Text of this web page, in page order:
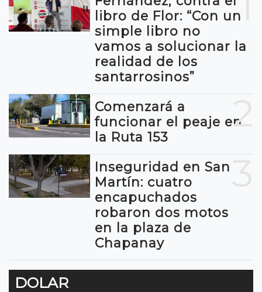
libro de Flor: “Con un
simple libro no
vamos a solucionar la
realidad de los
santarrosinos”
2
Comenzará a
funcionar el peaje en
la Ruta 153
Inseguridad en San
Martín: cuatro
encapuchados
robaron dos motos
en la plaza de
Chapanay
DOLAR